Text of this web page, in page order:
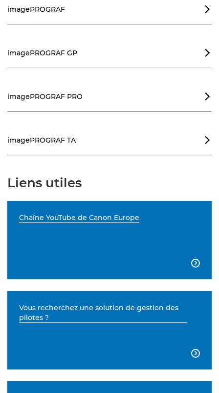
imagePROGRAF 
imagePROGRAF GP 
imagePROGRAF PRO 
imagePROGRAF TA 
Liens utiles
Chaîne YouTube de Canon Europe

Vous recherchez une solution de gestion des
pilotes ?
